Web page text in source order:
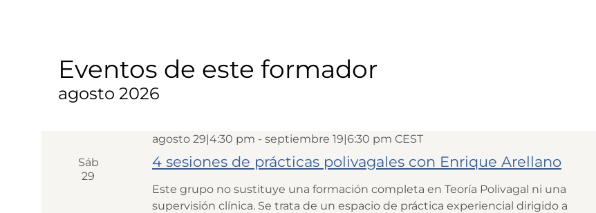
Eventos de este formador
agosto 2026
Sáb
29
4 sesiones de prácticas polivagales con Enrique Arellano
agosto 29|4:30 pm - septiembre 19|6:30 pm CEST
Este grupo no sustituye una formación completa en Teoría Polivagal ni una
supervisión clínica. Se trata de un espacio de práctica experiencial dirigido a